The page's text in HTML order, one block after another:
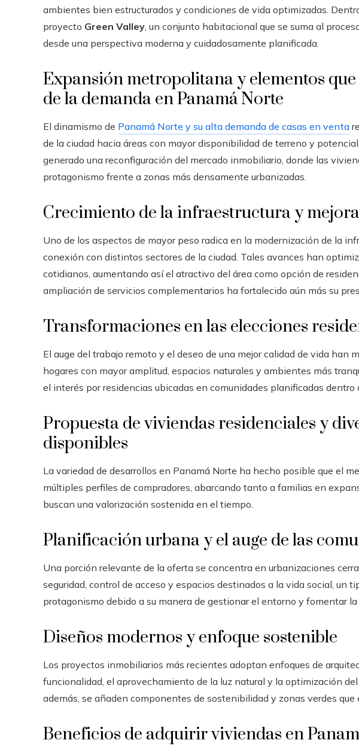
ambientes bien estructurados y condiciones de vida optimizadas.
proyecto Green Valley, un conjunto habitacional que se suma al
desde una perspectiva moderna y cuidadosamente planificada.
Expansión metropolitana y elementos
de la demanda en Panamá Norte
El dinamismo de Panamá Norte y su alta demanda de casas en venta
de la ciudad hacia áreas con mayor disponibilidad de terreno y
generado una reconfiguración del mercado inmobiliario, donde las
protagonismo frente a zonas más densamente urbanizadas.
Crecimiento de la infraestructura y
Uno de los aspectos de mayor peso radica en la modernización de la
conexión con distintos sectores de la ciudad. Tales avances han
cotidianos, aumentando así el atractivo del área como opción de
ampliación de servicios complementarios ha fortalecido aún más su
Transformaciones en las elecciones
El auge del trabajo remoto y el deseo de una mejor calidad de vida han
hogares con mayor amplitud, espacios naturales y ambientes más
el interés por residencias ubicadas en comunidades planificadas dentro
Propuesta de viviendas residenciales y
disponibles
La variedad de desarrollos en Panamá Norte ha hecho posible que el
múltiples perfiles de compradores, abarcando tanto a familias en
buscan una valorización sostenida en el tiempo.
Planificación urbana y el auge de las
Una porción relevante de la oferta se concentra en urbanizaciones
seguridad, control de acceso y espacios destinados a la vida social, un
protagonismo debido a su manera de gestionar el entorno y fomentar
Diseños modernos y enfoque sostenible
Los proyectos inmobiliarios más recientes adoptan enfoques de
funcionalidad, el aprovechamiento de la luz natural y la optimización
además, se añaden componentes de sostenibilidad y zonas verdes
Beneficios de adquirir viviendas en